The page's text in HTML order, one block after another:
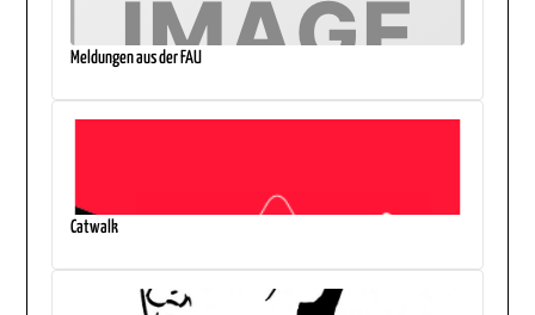
Meldungen aus der FAU
Catwalk